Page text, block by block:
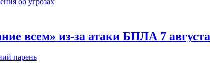
всем» из-за атаки БПЛА 7 августа